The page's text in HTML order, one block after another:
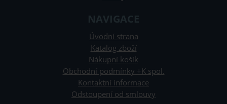
NAVIGACE
Úvodní strana
Katalog zboží
Nákupní košík
Obchodní podmínky +K spol.
Kontaktní informace
Odstoupení od smlouvy